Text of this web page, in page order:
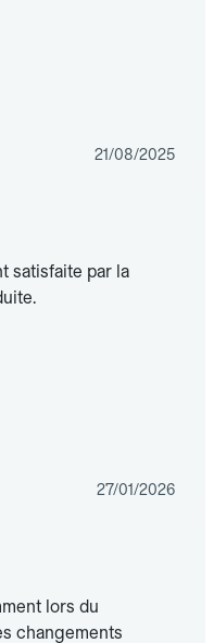
21/08/2025
satisfaite par la
27/01/2026
lors du
changements